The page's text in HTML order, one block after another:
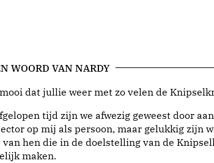
WOORD VAN NARDY
dat jullie weer met zo velen de
tijd zijn we afwezig geweest door
op mij als persoon, maar gelukkig zijn
hen die in de doelstelling van de
maken.